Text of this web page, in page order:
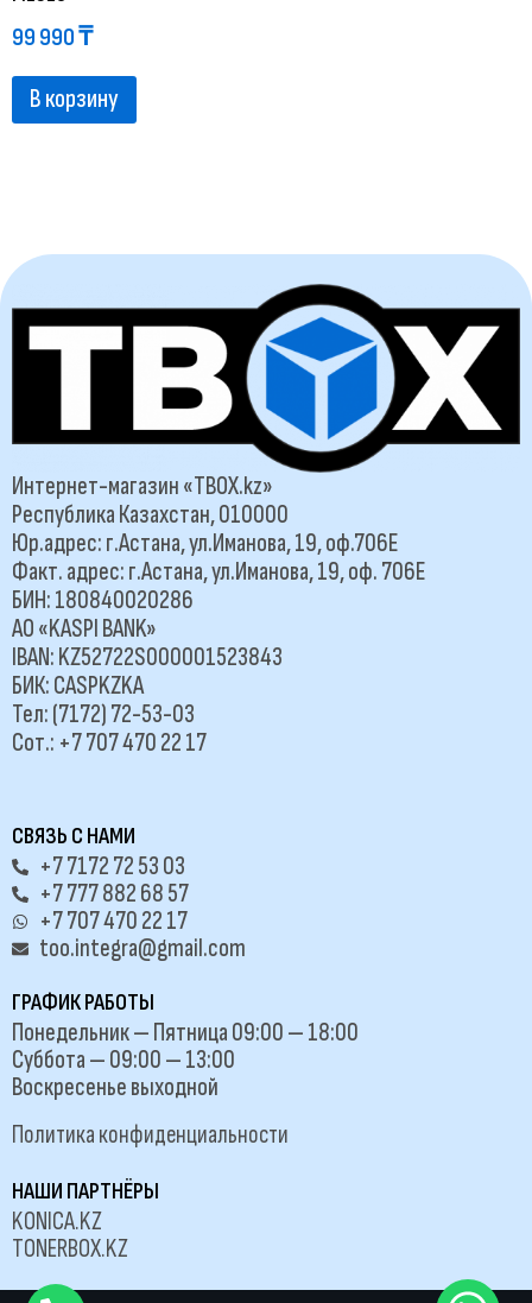
99 990₸
В корзину
Интернет-магазин «TBOX.kz»
Республика Казахстан, 010000
Юр.адрес: г.Астана, ул.Иманова, 19, оф.706Е
Факт. адрес: г.Астана, ул.Иманова, 19, оф. 706Е
БИН: 180840020286
АО «KASPI BANK»
IBAN: KZ52722S000001523843
БИК: CASPKZKA
Тел: (7172) 72-53-03
Сот.: +7 707 470 22 17
СВЯЗЬ С НАМИ
+7 7172 72 53 03
+7 777 882 68 57
+7 707 470 22 17
too.integra@gmail.com
ГРАФИК РАБОТЫ
Понедельник — Пятница 09:00 — 18:00
Суббота — 09:00 — 13:00
Воскресенье выходной
Политика конфиденциальности
НАШИ ПАРТНЁРЫ
KONICA.KZ
TONERBOX.KZ